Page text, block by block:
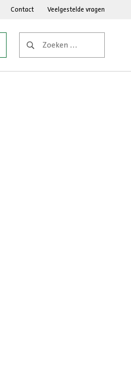
Contact Veelgestelde vragen
naar: